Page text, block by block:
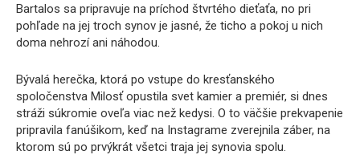
Bartalos sa pripravuje na príchod štvrtého dieťaťa, no pri
pohľade na jej troch synov je jasné, že ticho a pokoj u nich
doma nehrozí ani náhodou.
Bývalá herečka, ktorá po vstupe do kresťanského
spoločenstva Milosť opustila svet kamier a premiér, si dnes
stráži súkromie oveľa viac než kedysi. O to väčšie prekvapenie
pripravila fanúšikom, keď na Instagrame zverejnila záber, na
ktorom sú po prvýkrát všetci traja jej synovia spolu.